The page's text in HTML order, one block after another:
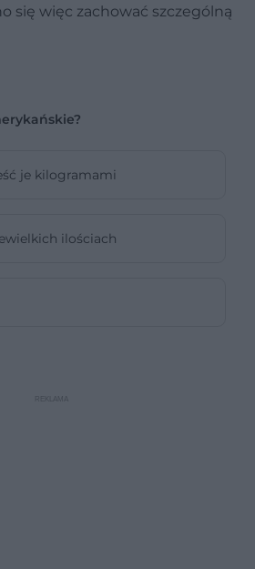
się więc zachować szczególną
je kilogramami
ilościach